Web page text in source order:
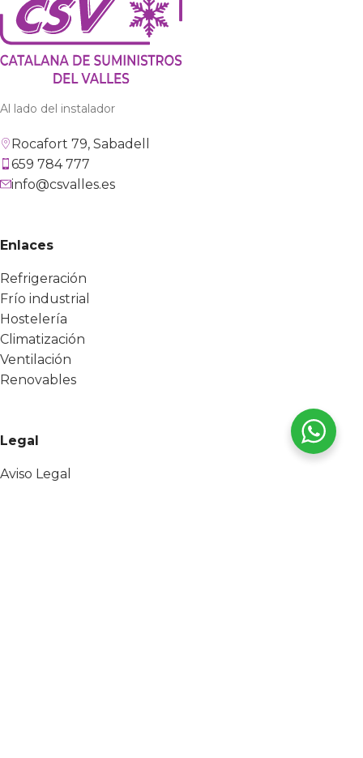
Al lado del instalador
Rocafort 79, Sabadell
659 784 777
info@csvalles.es
Enlaces
Refrigeración
Frío industrial
Hostelería
Climatización
Ventilación
Renovables
Legal
Aviso Legal